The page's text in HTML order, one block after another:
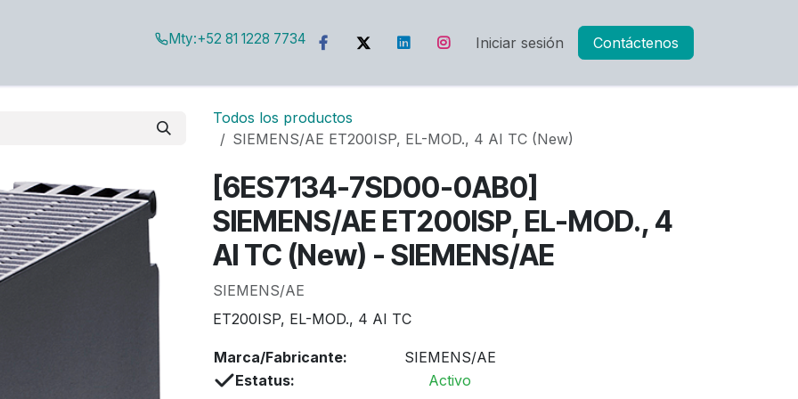
Mty:+52 81 1228 7734 Iniciar sesión Contáctenos
Todos los productos
SIEMENS/AE ET200ISP, EL-MOD., 4 AI TC (New)
[6ES7134-7SD00-0AB0]
SIEMENS/AE ET200ISP, EL-MOD., 4
AI TC (New) - SIEMENS/AE
SIEMENS/AE
ET200ISP, EL-MOD., 4 AI TC
Marca/Fabricante:
SIEMENS/AE
Estatus:
Activo